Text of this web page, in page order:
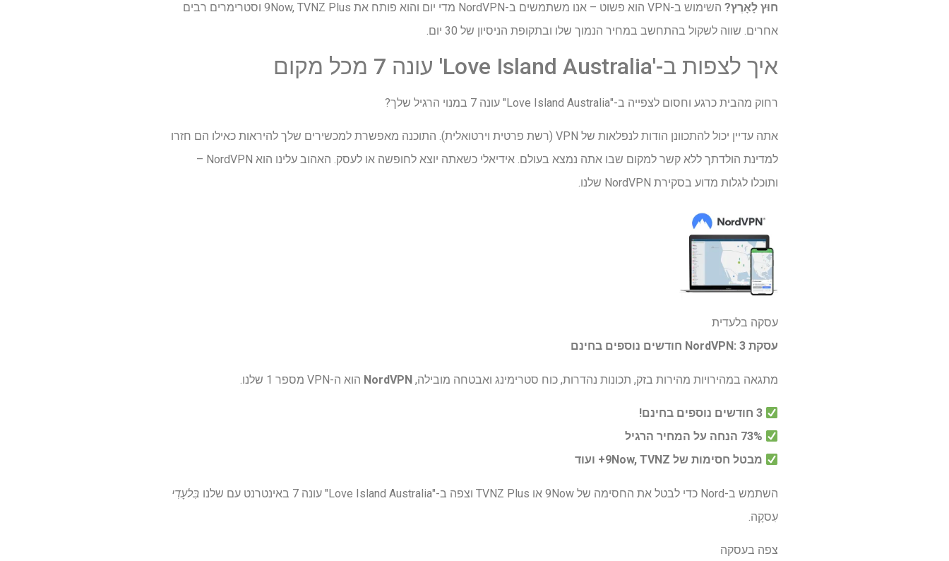
חוּץ לָאָרֶץ?
השימוש ב-VPN הוא פשוט – אנו משתמשים ב-NordVPN מדי יום והוא פותח את 9Now, TVNZ Plus וסטרימרים רבים
אחרים. שווה לשקול בהתחשב במחיר הנמוך שלו ובתקופת הניסיון של 30 יום.
איך לצפות ב-'Love Island Australia' עונה 7 מכל מקום
רחוק מהבית כרגע וחסום לצפייה ב-"Love Island Australia" עונה 7 במנוי הרגיל שלך?
אתה עדיין יכול להתכוונן הודות לנפלאות של VPN (רשת פרטית וירטואלית). התוכנה מאפשרת למכשירים שלך להיראות כאילו הם חזרו
למדינת הולדתך ללא קשר למקום שבו אתה נמצא בעולם. אידיאלי כשאתה יוצא לחופשה או לעסק. האהוב עלינו הוא NordVPN –
ותוכלו לגלות מדוע בסקירת NordVPN שלנו.
עסקה בלעדית
עסקת NordVPN: 3 חודשים נוספים בחינם
מתגאה במהירויות מהירות בזק, תכונות נהדרות, כוח סטרימינג ואבטחה מובילה, NordVPN הוא ה-VPN מספר 1 שלנו.
3 חודשים נוספים בחינם!
מבטל חסימות של 9Now, TVNZ+ ועוד
השתמש ב-Nord כדי לבטל את החסימה של 9Now או TVNZ Plus וצפה ב-"Love Island Australia" עונה 7 באינטרנט עם שלנו
בִּלעָדִי
עִסקָה.
צפה בעסקה